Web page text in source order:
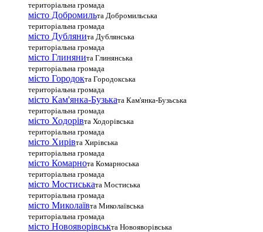
територіальна громада
місто Добромильта Добромильська
територіальна громада
місто Дублянита Дублянська
територіальна громада
місто Глинянита Глинянська
територіальна громада
місто Городокта Городокська
територіальна громада
місто Кам'янка-Бузьката Кам'янка-Бузьська
територіальна громада
місто Ходорівта Ходорівська
територіальна громада
місто Хирівта Хирівська
територіальна громада
місто Комарнота Комарноська
територіальна громада
місто Мостиськата Мостиська
територіальна громада
місто Миколаївта Миколаївська
територіальна громада
місто Новояворівськта Новояворівська